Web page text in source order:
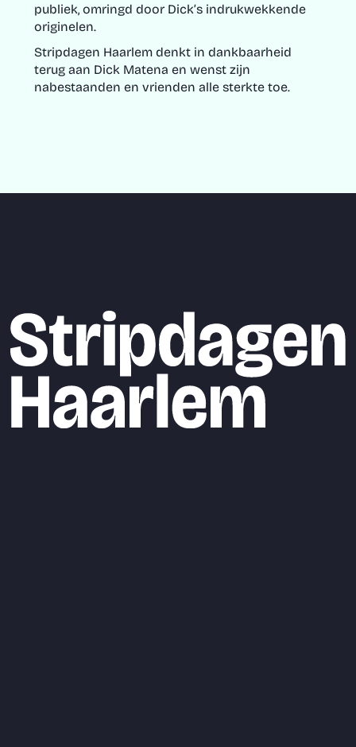
publiek, omringd door Dick’s indrukwekkende
originelen.
Stripdagen Haarlemdenkt in dankbaarheid
terug aan Dick Matena en wenst zijn
nabestaanden en vrienden alle sterkte toe.